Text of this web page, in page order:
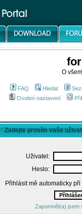
O
FAQ Hledat
Osobní nastavení
Zadejte prosím vaše
Uživatel:
Heslo:
Přihlásit mě automaticky
Zapomněl(a) jsem